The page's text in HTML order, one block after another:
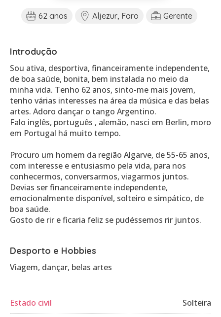
62 anos Aljezur, Faro Gerente
Introdução
Sou ativa, desportiva, financeiramente independente,
de boa saúde, bonita, bem instalada no meio da
minha vida. Tenho 62 anos, sinto-me mais jovem,
tenho várias interesses na área da música e das belas
artes. Adoro dançar o tango Argentino.
Falo inglês, português , alemão, nasci em Berlin, moro
em Portugal há muito tempo.
Procuro um homem da região Algarve, de 55-65 anos,
com interesse e entusiasmo pela vida, para nos
conhecermos, conversarmos, viagarmos juntos.
Devias ser financeiramente independente,
emocionalmente disponível, solteiro e simpático, de
boa saúde.
Desporto e Hobbies
Viagem, dançar, belas artes
Estado civil
Solteira